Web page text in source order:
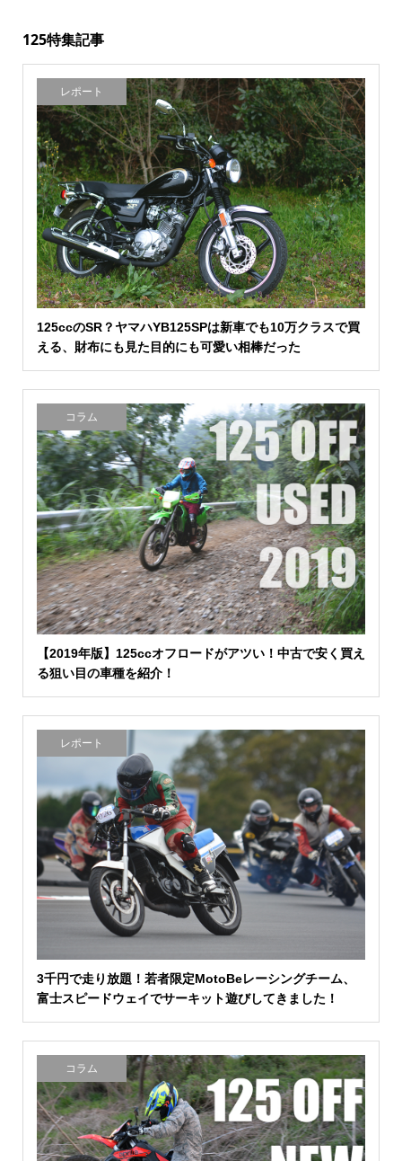
125特集記事
レポート
125ccのSR？ヤマハYB125SPは新車でも10万クラスで買
える、財布にも見た目的にも可愛い相棒だった
コラム
【2019年版】125ccオフロードがアツい！中古で安く買え
る狙い目の車種を紹介！
レポート
3千円で走り放題！若者限定MotoBeレーシングチーム、
富士スピードウェイでサーキット遊びしてきました！
コラム